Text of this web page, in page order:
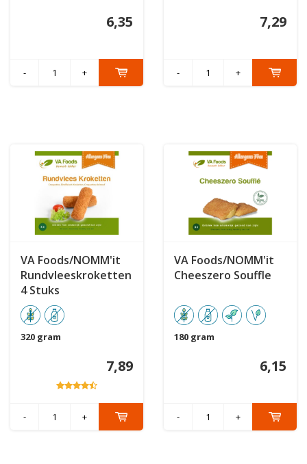
6,35
- +
7,29
- +
VA Foods/NOMM'it
Rundvleeskroketten
4 Stuks
320 gram
7,89
- +
VA Foods/NOMM'it
Cheeszero Souffle
180 gram
6,15
- +